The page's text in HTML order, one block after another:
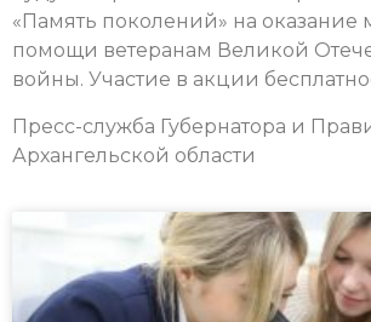
«Память поколений» на
помощи ветеранам Великой
войны. Участие в акции
Пресс-служба Губернатора и
Архангельской области